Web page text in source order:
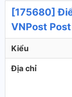
[175680]
VNPost
Kiểu
Địa chỉ